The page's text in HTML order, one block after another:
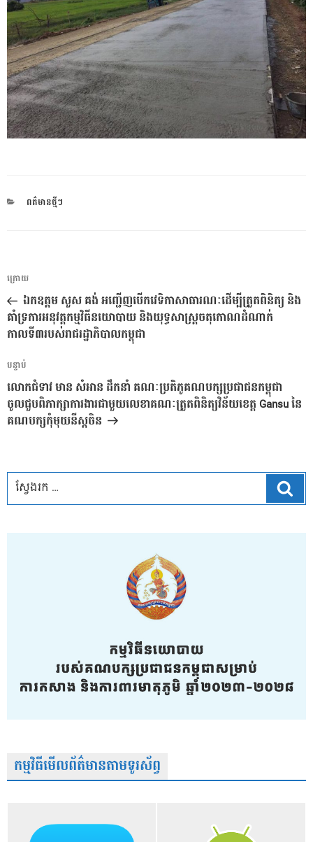
CATEGORIES
ពត៌មានថ្មីៗ
ការ​
នាំទិស​
ប្រកាស
អត្ថបទ
មុន
ក្រោយ
ឯកឧត្តម សួស គង់ អញ្ជើញបើកវេទិកាសាធារណៈដើម្បីត្រួតពិនិត្យ និង
គាំទ្រការអនុវត្តកម្មវិធីនយោបាយ និងយុទ្ធសាស្ត្រចតុកោណដំណាក់
កាលទី៣របស់រាជរដ្ឋាភិបាលកម្ពុជា
អត្ថបទ
បន្ទាប់
បន្ទាប់
លោកជំទាវ មាន សំអាន ដឹកនាំ គណៈប្រតិភូគណបក្សប្រជាជនកម្ពុជា
ចូលជួបពិភាក្សាការងារជាមួយលេខាគណៈត្រួតពិនិត្យវិន័យខេត្ត Gansu នៃ
គណបក្សកុំមុយនីស្ដចិន
កម្មវិធីមើលព័ត៌មានតាមទូរស័ព្វ